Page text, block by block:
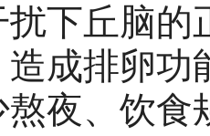
下丘脑的
成排卵功
夜、饮食